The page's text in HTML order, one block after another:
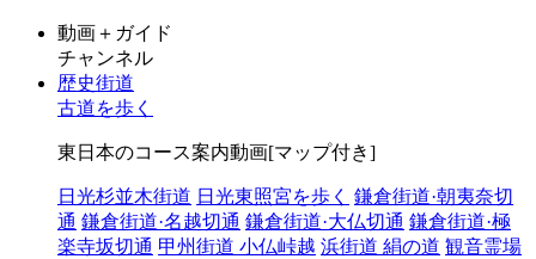
動画＋ガイド
チャンネル
歴史街道
古道を歩く
東日本のコース案内動画[マップ付き]
日光杉並木街道 日光東照宮を歩く 鎌倉街道·朝夷奈切
通 鎌倉街道·名越切通 鎌倉街道·大仏切通 鎌倉街道·極
楽寺坂切通 甲州街道 小仏峠越 浜街道 絹の道 観音霊場